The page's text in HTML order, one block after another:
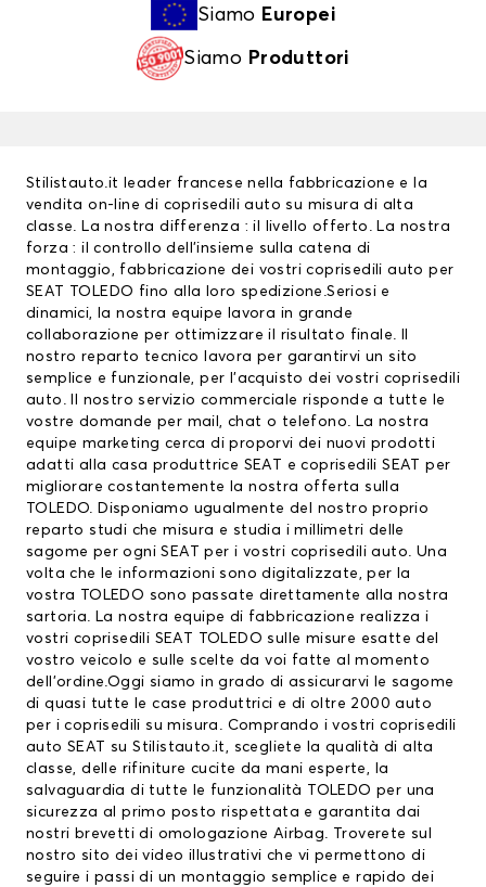
Siamo Europei
Siamo Produttori
Stilistauto.it leader francese nella fabbricazione e la
vendita on-line di coprisedili auto su misura di alta
classe. La nostra differenza : il livello offerto. La nostra
forza : il controllo dell’insieme sulla catena di
montaggio, fabbricazione dei vostricoprisedili auto per
SEAT TOLEDO fino alla loro spedizione.Seriosi e
dinamici, la nostra equipe lavora in grande
collaborazione per ottimizzare il risultato finale. Il
nostro reparto tecnico lavora per garantirvi un sito
semplice e funzionale, per l’acquisto dei vostri coprisedili
auto. Il nostro servizio commerciale risponde a tutte le
vostre domande per mail, chat o telefono. La nostra
equipe marketing cerca di proporvi dei nuovi prodotti
adatti alla casa produttrice SEAT ecoprisedili SEAT
per
migliorare costantemente la nostra offerta sulla
TOLEDO. Disponiamo ugualmente del nostro proprio
reparto studi che misura e studia i millimetri delle
sagome per ogni SEAT per i vostri coprisedili auto. Una
volta che le informazioni sono digitalizzate, per la
vostra TOLEDO sono passate direttamente alla nostra
sartoria. La nostra equipe di fabbricazione realizza i
vostri coprisedili SEAT TOLEDO sulle misure esatte del
vostro veicolo e sulle scelte da voi fatte al momento
dell’ordine.Oggi siamo in grado di assicurarvi le sagome
di quasi tutte le case produttrici e di oltre 2000 auto
per i coprisedili su misura. Comprando i vostri coprisedili
auto SEAT su Stilistauto.it, scegliete la qualità di alta
classe, delle rifiniture cucite da mani esperte, la
salvaguardia di tutte le funzionalità TOLEDO per una
sicurezza al primo posto rispettata e garantita dai
nostri brevetti di omologazione Airbag. Troverete sul
nostro sito dei video illustrativi che vi permettono di
seguire i passi di un montaggio semplice e rapido dei